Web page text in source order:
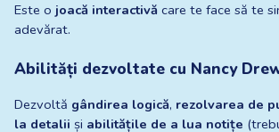
Este o joacă interactivă care te face să te
adevărat.
Abilități dezvoltate cu Nancy
Dezvoltă gândirea logică, rezolvarea de
la detalii și abilitățile de a lua notițe